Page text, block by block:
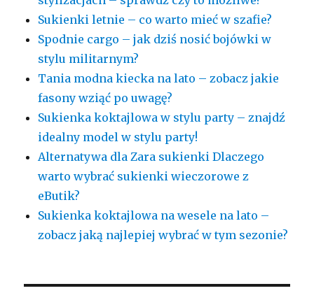
Sukienki letnie – co warto mieć w szafie?
Spodnie cargo – jak dziś nosić bojówki w
stylu militarnym?
Tania modna kiecka na lato – zobacz jakie
fasony wziąć po uwagę?
Sukienka koktajlowa w stylu party – znajdź
idealny model w stylu party!
Alternatywa dla Zara sukienki Dlaczego
warto wybrać sukienki wieczorowe z
eButik?
Sukienka koktajlowa na wesele na lato –
zobacz jaką najlepiej wybrać w tym sezonie?